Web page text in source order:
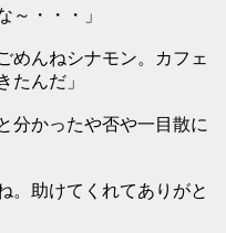
～・・・」
めんねシナモン。カフェ
たんだ」
分かったや否や一目散に
。助けてくれてありがと